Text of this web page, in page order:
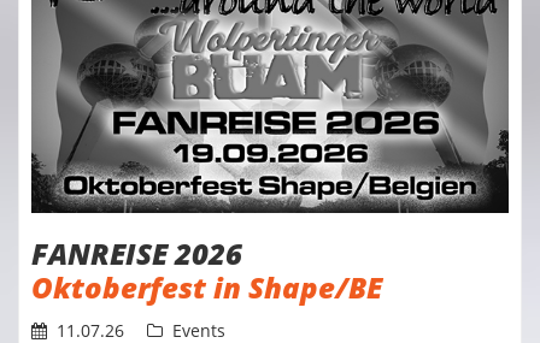
FANREISE 2026
Oktoberfest in Shape/BE
11.07.26
Events